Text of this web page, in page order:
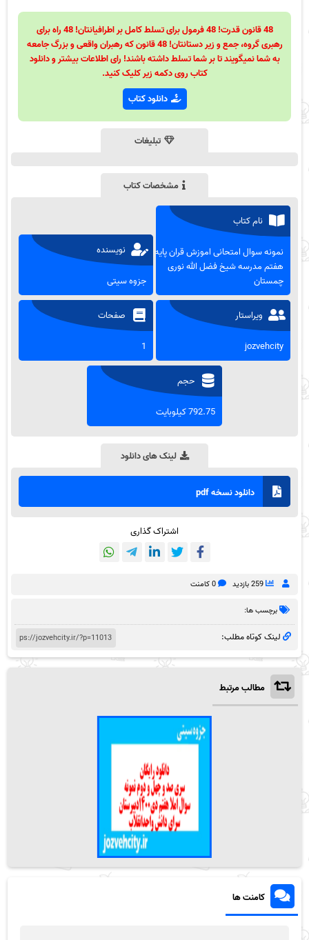
48 قانون قدرت! 48 فرمول برای تسلط کامل بر اطرافیانتان! 48 راه برای
رهبری گروه، جمع و زیر دستانتان! 48 قانون که رهبران واقعی و بزرگ جامعه
به شما نمیگویند تا بر شما تسلط داشته باشند! رای اطلاعات بیشتر و دانلود
کتاب روی دکمه زیر کلیک کنید.
دانلود کتاب
تبلیغات
مشخصات کتاب
نام کتاب
نمونه سوال امتحانی اموزش قران پایه
هفتم مدرسه شیخ فضل الله نوری
چمستان
نویسنده
جزوه سیتی
ویراستار
jozvehcity
صفحات
1
حجم
792.75 کیلوبایت
لینک های دانلود
دانلود نسخه pdf
اشتراک گذاری
259 بازدید 0 کامنت
برچسب ها:
لینک کوتاه مطلب:
مطالب مرتبط
کامنت ها